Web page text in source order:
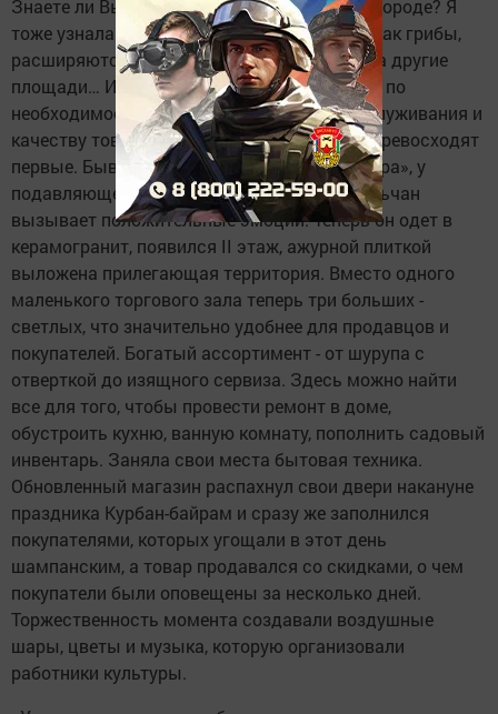
Знаете ли Вы, сколько магазинов в нашем городе? Я
тоже узнала только вчера - 81. Они растут, как грибы,
расширяются, закрываются, переезжают на другие
площади… И, как грибы, люди сортируют их по
необходимости, доступности, качеству обслуживания и
качеству товара. Последние два критерия превосходят
первые. Бывший «Лидер», теперь «у Володара», у
подавляющего большинства горожан и сельчан
вызывает положительные эмоции. Теперь он одет в
керамогранит, появился II этаж, ажурной плиткой
выложена прилегающая территория. Вместо одного
маленького торгового зала теперь три больших -
светлых, что значительно удобнее для продавцов и
покупателей. Богатый ассортимент - от шурупа с
отверткой до изящ­ного сервиза. Здесь можно найти
все для того, чтобы провести ремонт в доме,
обустроить кухню, ванную комнату, пополнить садовый
инвентарь. Заняла свои места бытовая техника.
Обновленный магазин распахнул свои двери накануне
праздника Курбан-байрам и сразу же заполнился
покупателями, которых угощали в этот день
шампанским, а товар продавался со скидками, о чем
покупатели были оповещены за несколько дней.
Торжественность момента создавали воздушные
шары, цветы и музыка, которую организовали
работники культуры.